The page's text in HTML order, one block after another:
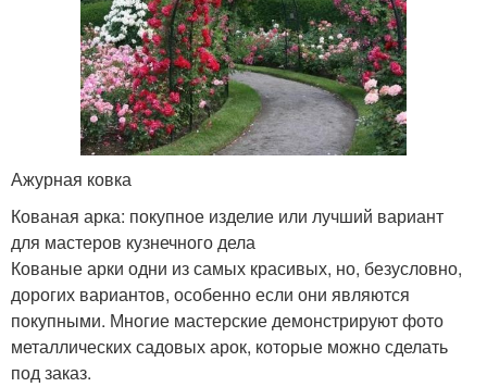
Ажурная ковка
Кованая арка: покупное изделие или лучший вариант
для мастеров кузнечного дела
Кованые арки одни из самых красивых, но, безусловно,
дорогих вариантов, особенно если они являются
покупными. Многие мастерские демонстрируют фото
металлических садовых арок, которые можно сделать
под заказ.